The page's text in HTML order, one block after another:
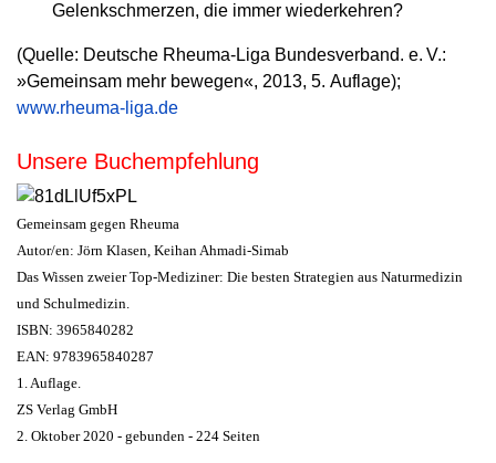
Gelenkschmerzen, die immer wiederkehren?
(Quelle: Deutsche Rheuma-Liga Bundesverband. e. V.:
»Gemeinsam mehr bewegen«, 2013, 5. Auflage);
www.rheuma-liga.de
Unsere Buchempfehlung
Gemeinsam gegen Rheuma
Autor/en: Jörn Klasen, Keihan Ahmadi-Simab
Das Wissen zweier Top-Mediziner: Die besten Strategien aus Naturmedizin
und Schulmedizin.
ISBN: 3965840282
EAN: 9783965840287
1. Auflage.
ZS Verlag GmbH
2. Oktober 2020 - gebunden - 224 Seiten